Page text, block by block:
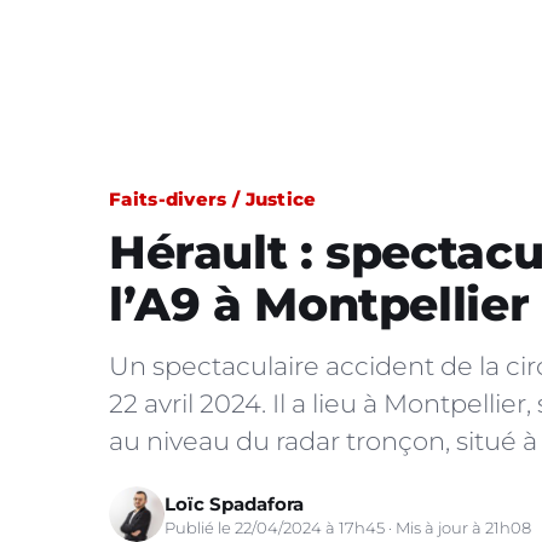
Faits-divers / Justice
Hérault :
l’A9 à
Un spectaculaire accident de la
22 avril 2024. Il a lieu à
au niveau du radar tronçon, situé
Loïc Spadafora
Publié le 22/04/2024 à 17h45 · Mis à jour à 21h08